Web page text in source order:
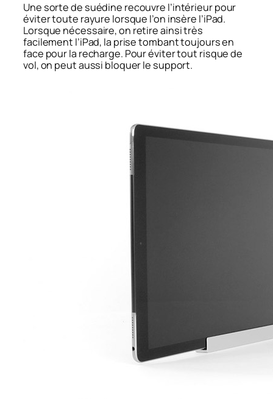
Une sorte de suédine recouvre l’intérieur pour
éviter toute rayure lorsque l’on insère l’iPad.
Lorsque nécessaire, on retire ainsi très
facilement l’iPad, la prise tombant toujours en
face pour la recharge. Pour éviter tout risque de
vol, on peut aussi bloquer le support.